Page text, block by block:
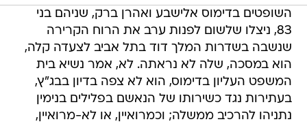
השופטים בדימוס אלישבע ואהרן ברק, שניהם בני
83, ניצלו שלשום לפנות ערב את הרוח הקרירה
שנשבה בשדרות המלך דוד בתל אביב לצעדה קלה,
הוא במסכה, שלה לא נראתה. לא, אמר נשיא בית
המשפט העליון בדימוס, הוא לא צפה בדיון בבג"ץ,
בעתירות נגד כשירותו של הנאשם בפלילים בנימין
נתניהו להרכיב ממשלה; וכמרואיין, או לא-מרואיין,